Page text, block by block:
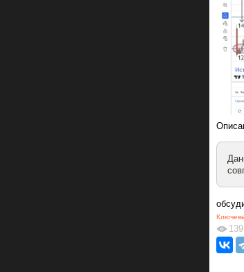
139